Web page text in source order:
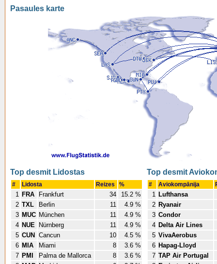
Pasaules karte
Top desmit Lidostas
# Lidosta Reizes %
1 FRA Frankfurt 34
15.2 %
2 TXL Berlin 11
4.9 %
3 MUC München 11
4.9 %
4 NUE Nürnberg 11
4.9 %
5 CUN Cancun 10
4.5 %
6 MIA Miami 8
3.6 %
7 PMI Palma de Mallorca 8
3.6 %
Top desmit
# Aviokompānija
1 Lufthansa
2 Ryanair
3 Condor
4 Delta Air Lines
5 VivaAerobus
6 Hapag-Lloyd
7 TAP Air Portugal